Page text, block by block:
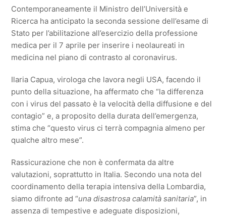
Contemporaneamente il Ministro dell’Università e
Ricerca ha anticipato la seconda sessione dell’esame di
Stato per l’abilitazione all’esercizio della professione
medica per il 7 aprile per inserire i neolaureati in
medicina nel piano di contrasto al coronavirus.
Ilaria Capua, virologa che lavora negli USA, facendo il
punto della situazione, ha affermato che “la differenza
con i virus del passato è la velocità della diffusione e del
contagio” e, a proposito della durata dell’emergenza,
stima che “questo virus ci terrà compagnia almeno per
qualche altro mese”.
Rassicurazione che non è confermata da altre
valutazioni, soprattutto in Italia. Secondo una nota del
coordinamento della terapia intensiva della Lombardia,
siamo difronte ad “una disastrosa calamità sanitaria”, in
assenza di tempestive e adeguate disposizioni,